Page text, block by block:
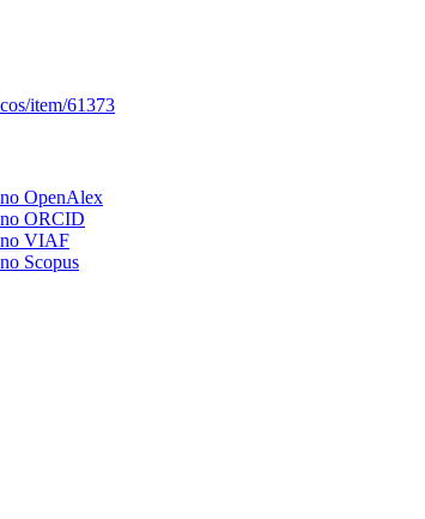
item/61373
OpenAlex
ORCID
VIAF
Scopus